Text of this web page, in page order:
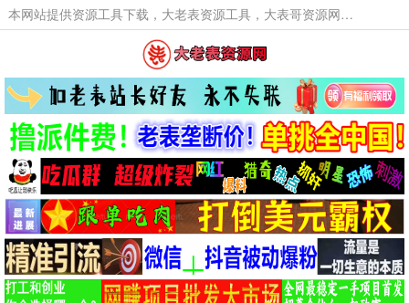
本网站提供资源工具下载，大老表资源工具，大表哥资源网软件工具，大老表资源下载，活动线报福利资源分享,活动线报，大型网游经典游戏，网络热门技术游戏辅助交流与分享。